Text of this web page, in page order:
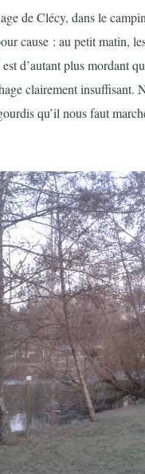
de Clécy, dans le
cause : au petit matin,
d’autant plus mordant
clairement insuffisant.
qu’il nous faut